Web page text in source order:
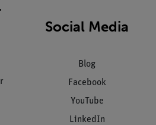
Social Media
Blog
Facebook
YouTube
LinkedIn